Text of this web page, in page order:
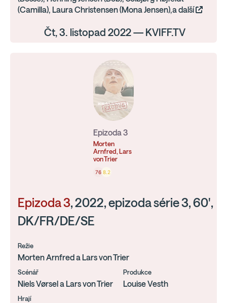
(Camilla), Laura Christensen (Mona Jensen),a další
Čt, 3. listopad 2022 — KVIFF.TV
Epizoda 3
Morten
Arnfred, Lars
von Trier
76 8.2
Epizoda 3, 2022, epizoda série 3, 60',
DK/FR/DE/SE
Režie
Morten Arnfred a Lars von Trier
Scénář
Niels Vørsel a Lars von Trier
Produkce
Louise Vesth
Hrají